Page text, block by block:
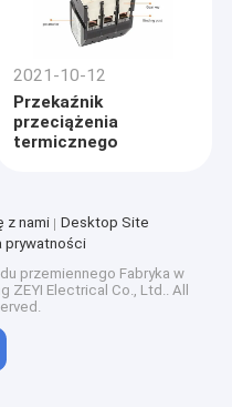
2021-10-12
Przekaźnik
przeciążenia
termicznego
z nami
Desktop Site
prywatności
przemiennego Fabryka w
ZEYI Electrical Co., Ltd.. All